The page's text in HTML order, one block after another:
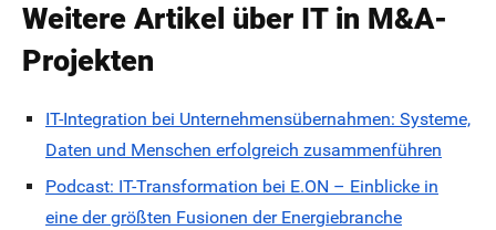
Weitere Artikel über IT in M&A-
Projekten
IT-Integration bei Unternehmensübernahmen: Systeme,
Daten und Menschen erfolgreich zusammenführen
Podcast: IT-Transformation bei E.ON – Einblicke in
eine der größten Fusionen der Energiebranche